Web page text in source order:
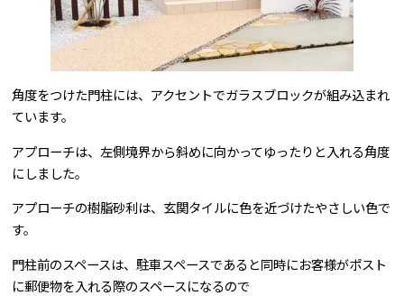
角度をつけた門柱には、アクセントでガラスブロックが組み込まれ
ています。
アプローチは、左側境界から斜めに向かってゆったりと入れる角度
にしました。
アプローチの樹脂砂利は、玄関タイルに色を近づけたやさしい色で
す。
門柱前のスペースは、駐車スペースであると同時にお客様がポスト
に郵便物を入れる際のスペースになるので